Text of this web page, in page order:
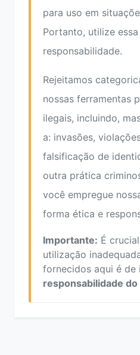
para uso em
Portanto, utilize
responsabilidade.
Rejeitamos
nossas ferramentas
ilegais, incluindo,
a: invasões,
falsificação de
outra prática
você empregue
forma ética e
Importante: É
utilização
fornecidos aqui é de
responsabilidade do